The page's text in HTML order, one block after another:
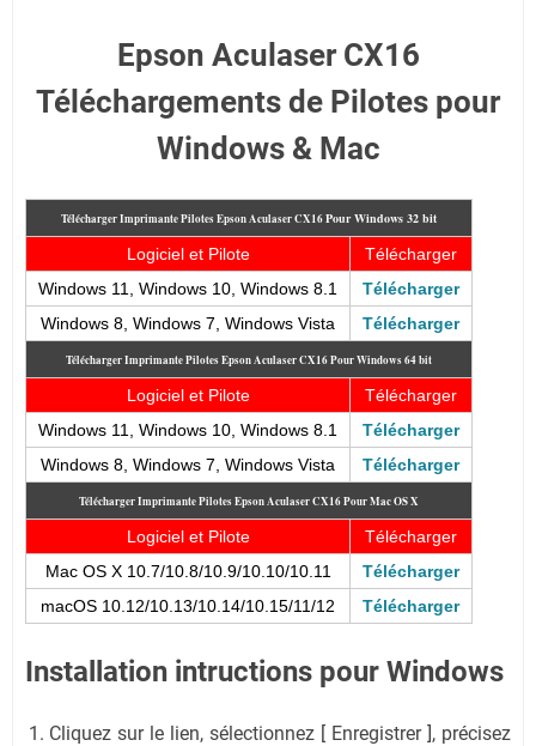
Epson Aculaser CX16
Téléchargements de Pilotes pour
Windows & Mac
Télécharger Imprimante Pilotes Epson Aculaser CX16PourWindows 32 bit
Logiciel et Pilote
Télécharger
Windows 11, Windows 10, Windows 8.1
Télécharger
Windows 8, Windows 7, Windows Vista
Télécharger
Télécharger Imprimante Pilotes Epson Aculaser CX16Pour Windows 64 bit
Logiciel et Pilote
Télécharger
Windows 11, Windows 10, Windows 8.1
Télécharger
Windows 8, Windows 7, Windows Vista
Télécharger
Télécharger Imprimante Pilotes Epson Aculaser CX16Pour Mac OS X
Logiciel et Pilote
Télécharger
Mac OS X 10.7/10.8/10.9/10.10/10.11
Télécharger
macOS 10.12/10.13/10.14/10.15/11/12
Télécharger
Installation intructions pour Windows
Cliquez sur le lien, sélectionnez [ Enregistrer ], précisez